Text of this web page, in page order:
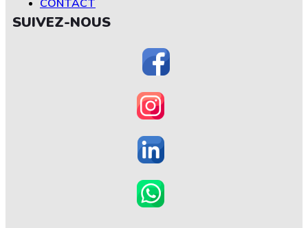
CONTACT
SUIVEZ-NOUS